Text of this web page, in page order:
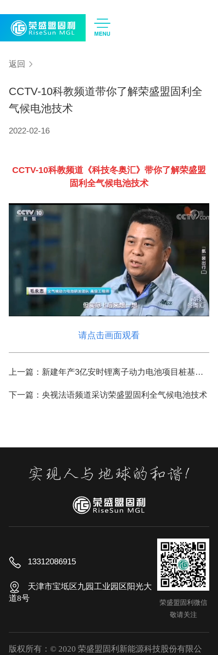
返回
CCTV-10科教频道带你了解荣盛盟固利全
气候电池技术
2022-02-16
CCTV-10科教频道《科技冬奥汇》带你了解荣盛盟
固利全气候电池技术
请点击画面观看
上一篇：新建年产3亿安时锂离子动力电池项目桩基检测单位内部招标公告
下一篇：央视法语频道采访荣盛盟固利全气候电池技术
13312086915
天津市宝坻区九园工业园区阳光大
道8号
荣盛盟固利微信
敬请关注
版权所有：© 2020 荣盛盟固利新能源科技股份有限公